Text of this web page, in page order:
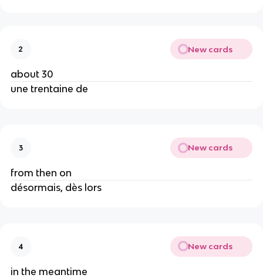
2 New cards
about 30
une trentaine de
3 New cards
from then on
désormais, dès lors
4 New cards
in the meantime